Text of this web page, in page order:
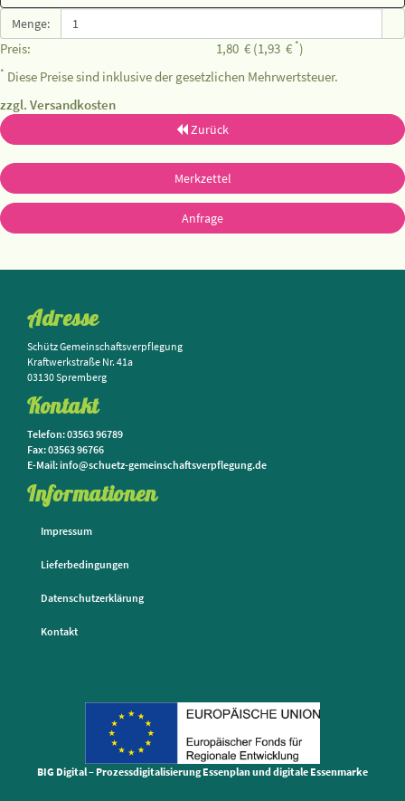
Menge:
Preis: 1,80 € (1,93 € *)
* Diese Preise sind inklusive der gesetzlichen Mehrwertsteuer.
zzgl. Versandkosten
Zurück
Merkzettel
Anfrage
Adresse
Schütz Gemeinschaftsverpflegung
Kraftwerkstraße Nr. 41a
03130 Spremberg
Kontakt
Telefon: 03563 96789
Fax: 03563 96766
E-Mail: info@schuetz-gemeinschaftsverpflegung.de
Informationen
Impressum
Lieferbedingungen
Datenschutzerklärung
Kontakt
BIG Digital – Prozessdigitalisierung Essenplan und digitale Essenmarke